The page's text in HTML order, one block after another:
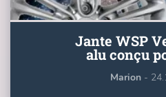
Jante WSP
alu conçu
Marion -